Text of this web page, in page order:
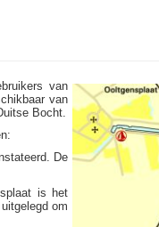
van
van
Bocht.
De
is het
om